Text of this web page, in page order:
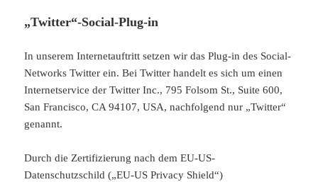
„Twitter“-Social-Plug-in
In unserem Internetauftritt setzen wir das Plug-in des Social-
Networks Twitter ein. Bei Twitter handelt es sich um einen
Internetservice der Twitter Inc., 795 Folsom St., Suite 600,
San Francisco, CA 94107, USA, nachfolgend nur „Twitter“
genannt.
Durch die Zertifizierung nach dem EU-US-
Datenschutzschild („EU-US Privacy Shield“)